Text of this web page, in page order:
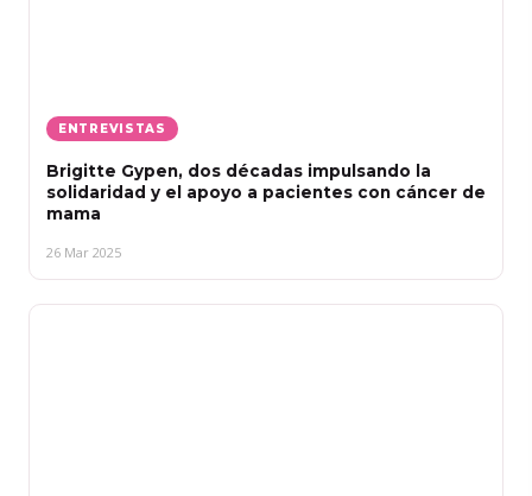
ENTREVISTAS
Brigitte Gypen, dos décadas impulsando la
solidaridad y el apoyo a pacientes con cáncer de
mama
26 Mar 2025